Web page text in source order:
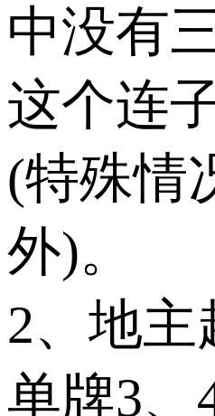
中没有
这个连
(特殊情
外)。
2、地主
单牌3、